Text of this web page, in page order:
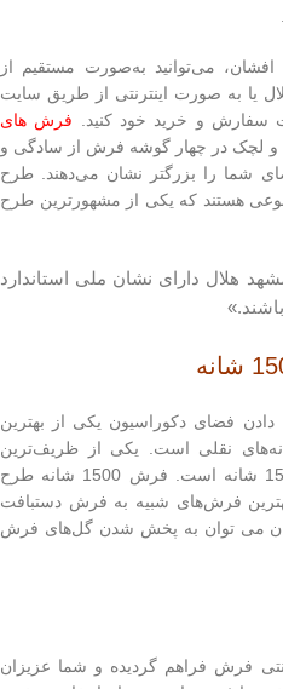
می‌توانید به‌صورت مستقیم از
یا به‌ صورت اینترنتی از طریق سایت
سفارش و خرید خود کنید. فرش های
و لچک در چهار گوشه فرش از سادگی و
شما را بزرگتر نشان می‌دهند. طرح
هستند که یکی از مشهور‌ترین طرح
نگین مشهد هلال دارای نشان ملی استاندارد
فضای دکوراسیون یکی از بهترین
نقلی است. یکی از ظریف‌ترین
فرش‌های ماشینی افشان، فرش 1500 شانه است. فرش 1500 شانه طرح
فرش‌های شبیه به فرش دستبافت
می توان به پخش شدن گل‌های فرش
فرش فراهم گردیده و شما عزیزان